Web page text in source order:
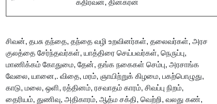
கதிரவன், தினகரன்
சிவன், தபசு தந்தை, தந்தை வழி உறவினர்கள், தலைவர்கள், அரச
குலத்தை சேர்ந்தவர்கள், யாத்திரை செய்பவர்கள், நெருப்பு,
மாணிக்கம் கோதுமை, தேன், தங்க நகைகள் செம்பு, அரசாங்க
வேலை, யானை,. விதை, மரம், ஞாயிற்றுக் கிழமை, பகற்பொழுது,
காடு, மலை, ஒளி, ரத்தினம், ரசவாதம் காரம், சிவப்பு நிறம்,
தைரியம், துணிவு, அதிகாரம், ஆத்ம சக்தி, வெற்றி, வலது கண்,